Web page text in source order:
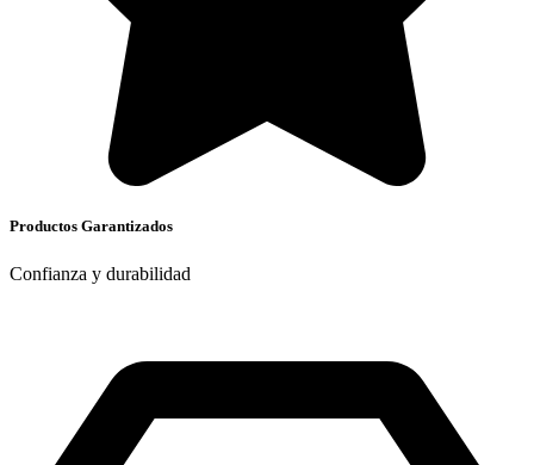
Productos Garantizados
Confianza y durabilidad